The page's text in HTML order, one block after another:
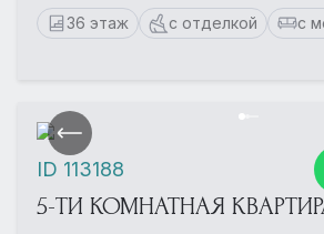
36 этаж с отделкой с
5-ТИ КОМНАТНАЯ
ID 113188